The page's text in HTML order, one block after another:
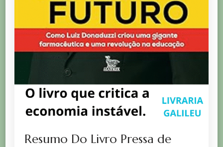
Resumo Do Livro Pressa de